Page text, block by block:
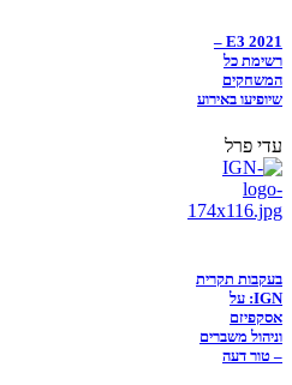
E3 2021 –
רשימת כל
המשחקים
שיופיעו באירוע
עדי פרל
בעקבות תקרית
IGN: על
אסקפיזם
וניהול משברים
– טור דעה